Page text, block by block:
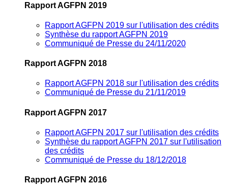
Rapport AGFPN 2019
Rapport AGFPN 2019 sur l'utilisation des crédits
Synthèse du rapport AGFPN 2019
Communiqué de Presse du 24/11/2020
Rapport AGFPN 2018
Rapport AGFPN 2018 sur l'utilisation des crédits
Communiqué de Presse du 21/11/2019
Rapport AGFPN 2017
Rapport AGFPN 2017 sur l'utilisation des crédits
Synthèse du rapport AGFPN 2017 sur l'utilisation
des crédits
Communiqué de Presse du 18/12/2018
Rapport AGFPN 2016